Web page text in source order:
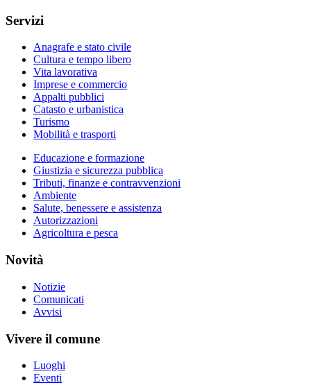
Servizi
Anagrafe e stato civile
Cultura e tempo libero
Vita lavorativa
Imprese e commercio
Appalti pubblici
Catasto e urbanistica
Turismo
Mobilità e trasporti
Educazione e formazione
Giustizia e sicurezza pubblica
Tributi, finanze e contravvenzioni
Ambiente
Salute, benessere e assistenza
Autorizzazioni
Agricoltura e pesca
Novità
Notizie
Comunicati
Avvisi
Vivere il comune
Luoghi
Eventi